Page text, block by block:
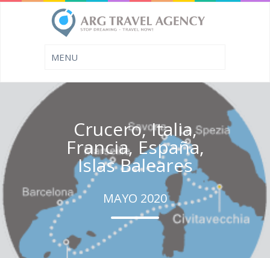
Crucero, Italia,
Francia, España,
Islas Baleares
MAYO 2020